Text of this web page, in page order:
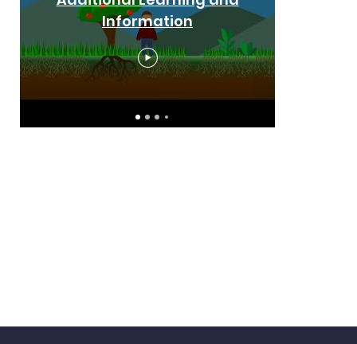
Information